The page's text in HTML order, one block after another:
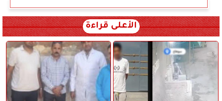
الأعلى قراءة